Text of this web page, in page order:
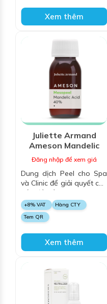
Xem thêm
Juliette Armand
Ameson Mandelic
Acid 40%
Đăng nhập để xem giá
Dung dịch Peel cho Spa
và Clinic để giải quyết các
vấn đề về da mụn, thâm
và các dấu hiệu lão hoá,
căng bóng bề mặt, sáng
da
+8% VAT
Hàng CTY
Tem QR
Xem thêm